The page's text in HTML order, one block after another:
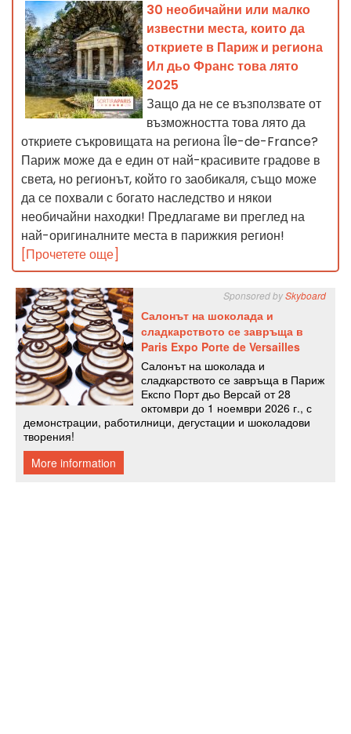
30 необичайни или малко
известни места, които да
откриете в Париж и региона
Ил дьо Франс това лято
2025
Защо да не се възползвате от
възможността това лято да
откриете съкровищата на региона Île-de-France?
Париж може да е един от най-красивите градове в
света, но регионът, който го заобикаля, също може
да се похвали с богато наследство и някои
необичайни находки! Предлагаме ви преглед на
най-оригиналните места в парижкия регион!
[Прочетете още]